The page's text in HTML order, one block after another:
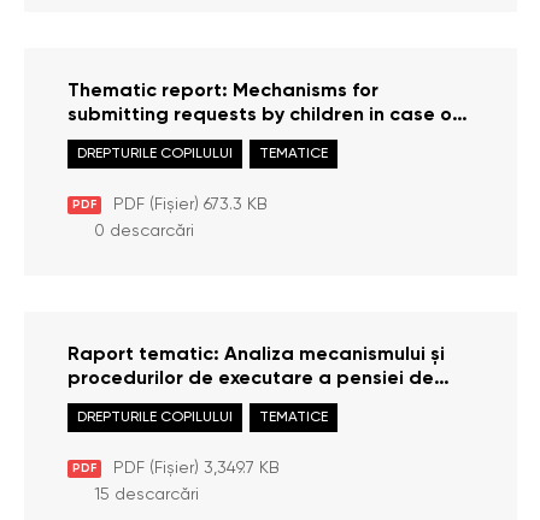
Thematic report: Mechanisms for
submitting requests by children in case of
violation of their rights
PDF PDF (Fișier) 673.3 KB
DREPTURILE COPILULUI TEMATICE
0 descarcări
Raport tematic: Analiza mecanismului și
procedurilor de executare a pensiei de
întreținere a copiilor
PDF PDF (Fișier) 3,349.7 KB
DREPTURILE COPILULUI TEMATICE
15 descarcări